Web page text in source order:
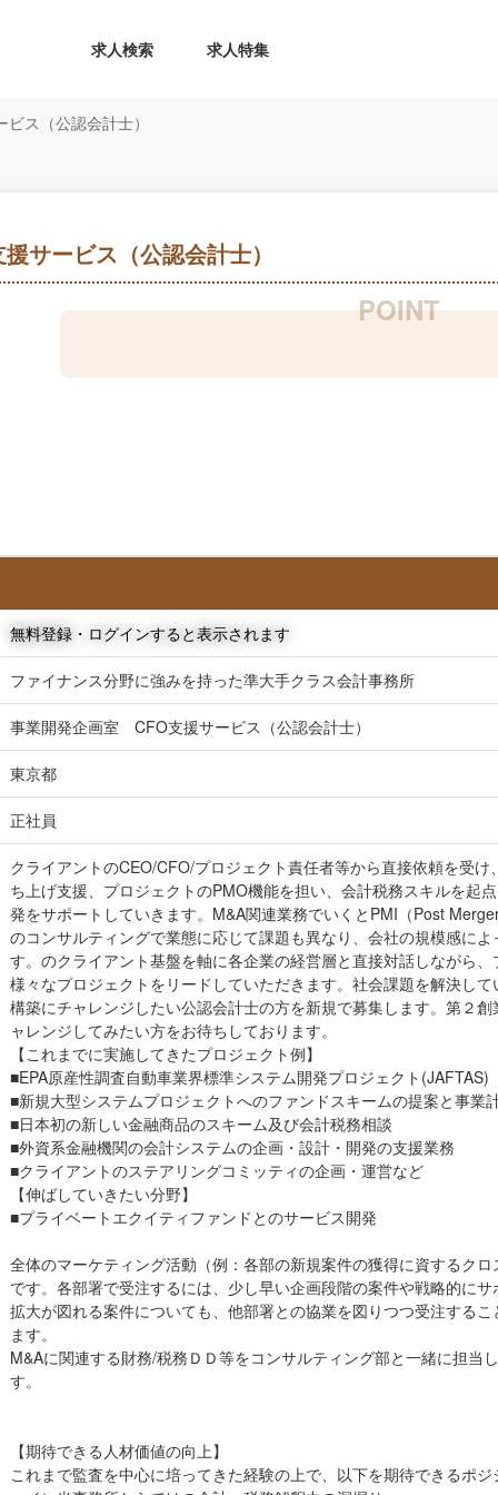
求人検索 求人特集
ス（公認会計士）
サービス（公認会計士）
無料登録・ログインすると表示されます
ファイナンス分野に強みを持った準大手クラス会計事務所
事業開発企画室 CFO支援サービス（公認会計士）
東京都
正社員
クライアントのCEO/CFO/プロジェクト責任者等から直接依頼を受
ち上げ支援、プロジェクトのPMO機能を担い、会計税務スキルを起
発をサポートしていきます。M&A関連業務でいくとPMI（Post
のコンサルティングで業態に応じて課題も異なり、会社の規模感に
す。のクライアント基盤を軸に各企業の経営層と直接対話しながら
様々なプロジェクトをリードしていただきます。社会課題を解決し
構築にチャレンジしたい公認会計士の方を新規で募集します。第２
ャレンジしてみたい方をお待ちしております。
【これまでに実施してきたプロジェクト例】
■EPA原産性調査自動車業界標準システム開発プロジェクト(JAFTAS)
■新規大型システムプロジェクトへのファンドスキームの提案と事業
■日本初の新しい金融商品のスキーム及び会計税務相談
■外資系金融機関の会計システムの企画・設計・開発の支援業務
■クライアントのステアリングコミッティの企画・運営など
【伸ばしていきたい分野】
■プライベートエクイティファンドとのサービス開発
全体のマーケティング活動（例：各部の新規案件の獲得に資するク
です。各部署で受注するには、少し早い企画段階の案件や戦略的に
拡大が図れる案件についても、他部署との協業を図りつつ受注する
ます。
M&Aに関連する財務/税務ＤＤ等をコンサルティング部と一緒に担当
す。
【期待できる人材価値の向上】
これまで監査を中心に培ってきた経験の上で、以下を期待できるポ